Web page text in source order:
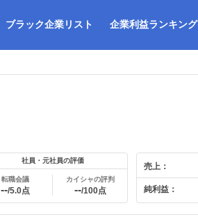
ブラック企業リスト 企業利益ランキング
社員・元社員の評価
転職会議
--/5.0点
カイシャの評判
--/100点
売上：
純利益：